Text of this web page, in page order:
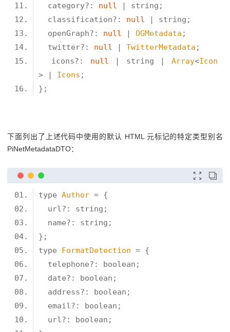
category?: null
classification?: null
openGraph?: null | OGMetadata
twitter?: null | TwitterMetadata
icons?: null | string | Array<Icon
> | Icons
下面列出了上述代码中使用的默认 HTML 元标记的特定类型别名
PiNetMetadataDTO：
type Author
type FormatDetection
 